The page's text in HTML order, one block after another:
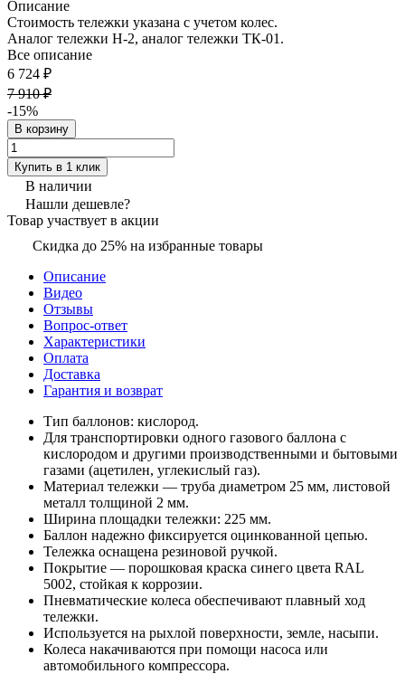
Описание
Стоимость тележки указана с учетом колес.
Аналог тележки H-2, аналог тележки ТК-01.
Все описание
6 724 ₽
7 910 ₽
-15%
В корзину
Купить в 1 клик
В наличии
Нашли дешевле?
Товар участвует в акции
Скидка до 25% на избранные товары
Описание
Видео
Отзывы
Вопрос-ответ
Характеристики
Оплата
Доставка
Гарантия и возврат
Тип баллонов: кислород.
Для транспортировки одного газового баллона с
кислородом и другими производственными и бытовыми
газами (ацетилен, углекислый газ).
Материал тележки — труба диаметром 25 мм, листовой
металл толщиной 2 мм.
Ширина площадки тележки: 225 мм.
Баллон надежно фиксируется оцинкованной цепью.
Тележка оснащена резиновой ручкой.
Покрытие — порошковая краска синего цвета RAL
5002, стойкая к коррозии.
Пневматические колеса обеспечивают плавный ход
тележки.
Используется на рыхлой поверхности, земле, насыпи.
Колеса накачиваются при помощи насоса или
автомобильного компрессора.